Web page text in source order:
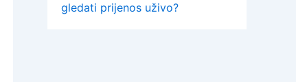
gledati prijenos uživo?